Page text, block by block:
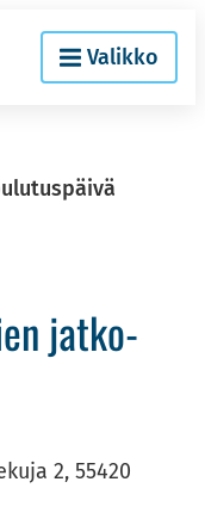
Valikko
jat­ko­
2, 55420